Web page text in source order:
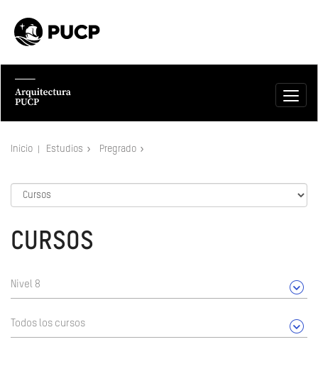
Inicio Estudios Pregrado
CURSOS
Nivel 8
Todos los cursos